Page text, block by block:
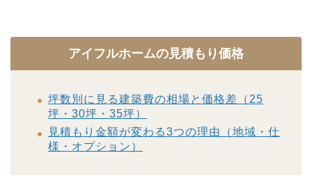
アイフルホームの見積もり価格
坪数別に見る建築費の相場と価格差（25
坪・30坪・35坪）
見積もり金額が変わる3つの理由（地域・仕
様・オプション）